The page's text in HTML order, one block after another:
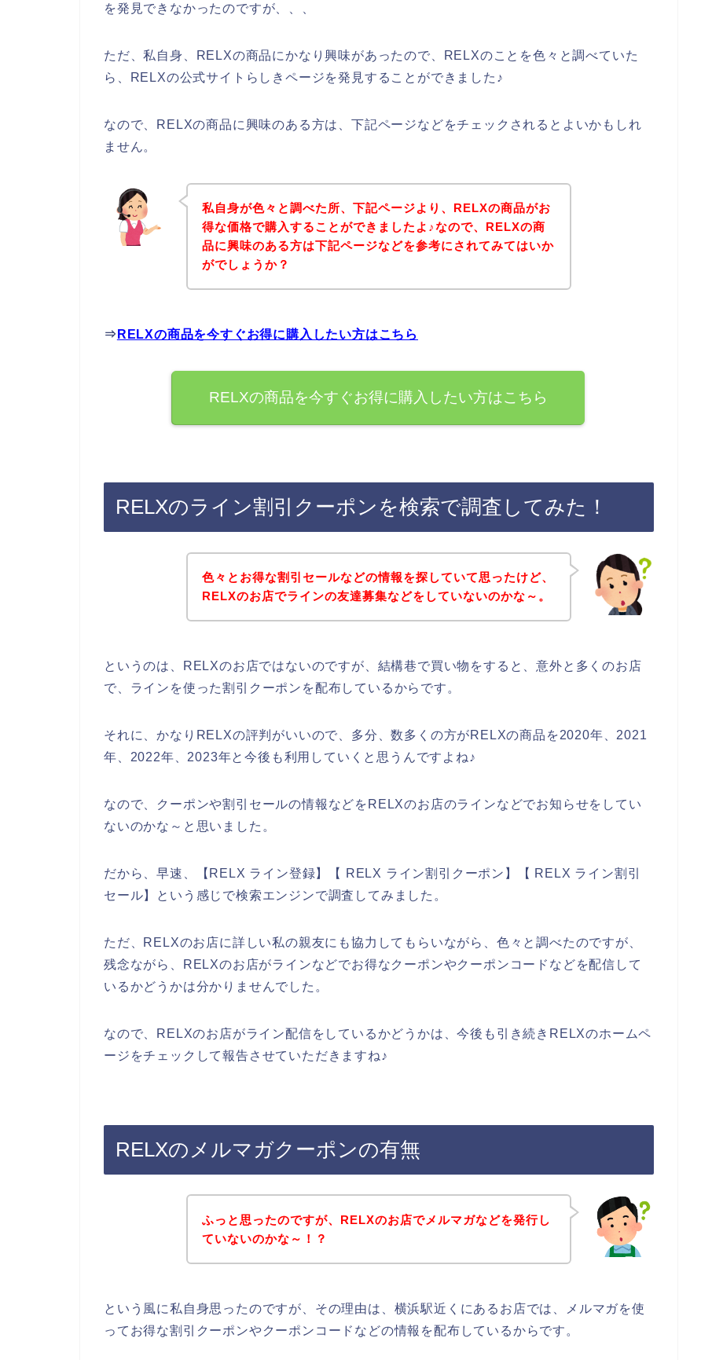
を発見できなかったのですが、、、
ただ、私自身、RELXの商品にかなり興味があったので、RELXのことを色々と調べていた
ら、RELXの公式サイトらしきページを発見することができました♪
なので、RELXの商品に興味のある方は、下記ページなどをチェックされるとよいかもしれ
ません。
私自身が色々と調べた所、下記ページより、RELXの商品がお
得な価格で購入することができましたよ♪なので、RELXの商
品に興味のある方は下記ページなどを参考にされてみてはいか
がでしょうか？
⇒ RELXの商品を今すぐお得に購入したい方はこちら
RELXの商品を今すぐお得に購入したい方はこちら
RELXのライン割引クーポンを検索で調査してみた！
色々とお得な割引セールなどの情報を探していて思ったけど、
RELXのお店でラインの友達募集などをしていないのかな～。
というのは、RELXのお店ではないのですが、結構巷で買い物をすると、意外と多くのお店
で、ラインを使った割引クーポンを配布しているからです。
それに、かなりRELXの評判がいいので、多分、数多くの方がRELXの商品を2020年、2021
年、2022年、2023年と今後も利用していくと思うんですよね♪
なので、クーポンや割引セールの情報などをRELXのお店のラインなどでお知らせをしてい
ないのかな～と思いました。
だから、早速、【RELX ライン登録】【 RELX ライン割引クーポン】【 RELX ライン割引
セール】という感じで検索エンジンで調査してみました。
ただ、RELXのお店に詳しい私の親友にも協力してもらいながら、色々と調べたのですが、
残念ながら、RELXのお店がラインなどでお得なクーポンやクーポンコードなどを配信して
いるかどうかは分かりませんでした。
なので、RELXのお店がライン配信をしているかどうかは、今後も引き続きRELXのホームペ
ージをチェックして報告させていただきますね♪
RELXのメルマガクーポンの有無
ふっと思ったのですが、RELXのお店でメルマガなどを発行し
ていないのかな～！？
という風に私自身思ったのですが、その理由は、横浜駅近くにあるお店では、メルマガを使
ってお得な割引クーポンやクーポンコードなどの情報を配布しているからです。